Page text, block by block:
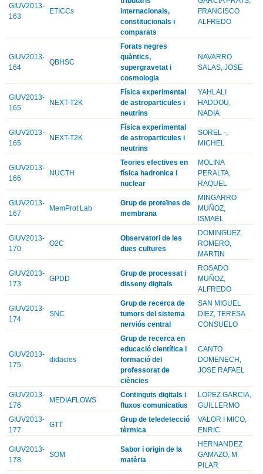
GIUV2013-
163
ETICCs
internacionals,
constitucionals i
comparats
FRANCISCO
ALFREDO
GIUV2013-
164
QBHSC
Forats negres
quàntics,
supergravetat i
cosmologia
NAVARRO
SALAS, JOSE
GIUV2013-
165
NEXT-T2K
Física experimental
de astroparticules i
neutrins
YAHLALI
HADDOU,
NADIA
GIUV2013-
165
NEXT-T2K
Física experimental
de astroparticules i
neutrins
SOREL -,
MICHEL
GIUV2013-
166
NUCTH
Teories efectives en
física hadronica i
nuclear
MOLINA
PERALTA,
RAQUEL
GIUV2013-
167
MemProt Lab
Grup de proteïnes de
membrana
MINGARRO
MUÑOZ,
ISMAEL
GIUV2013-
170
O2C
Observatori de les
dues cultures
DOMINGUEZ
ROMERO,
MARTIN
GIUV2013-
173
GPDD
Grup de processat i
disseny digitals
ROSADO
MUÑOZ,
ALFREDO
GIUV2013-
174
SNC
Grup de recerca de
tumors del sistema
nerviós central
SAN MIGUEL
DIEZ, TERESA
CONSUELO
GIUV2013-
175
didacies
Grup de recerca en
educació científica i
formació del
professorat de
ciències
CANTO
DOMENECH,
JOSE RAFAEL
GIUV2013-
176
MEDIAFLOWS
Continguts digitals i
fluxos comunicatius
LOPEZ GARCIA,
GUILLERMO
GIUV2013-
177
GTT
Grup de teledetecció
tèrmica
VALOR I MICO,
ENRIC
GIUV2013-
178
SOM
Sabor i origin de la
matèria
HERNANDEZ
GAMAZO, M
PILAR